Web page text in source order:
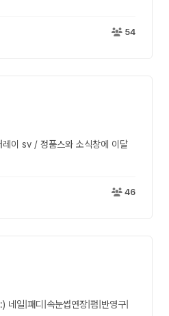
54
이 sv / 정품스와 소식창에 이달
46
네일|패디|속눈썹연장|펌|반영구|